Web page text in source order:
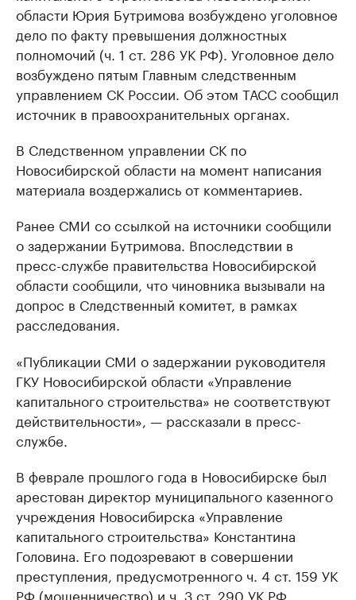
области Юрия Бутримова возбуждено уголовное
дело по факту превышения должностных
полномочий (ч. 1 ст. 286 УК РФ). Уголовное дело
возбуждено пятым Главным следственным
управлением СК России. Об этом ТАСС сообщил
источник в правоохранительных органах.
В Следственном управлении СК по
Новосибирской области на момент написания
материала воздержались от комментариев.
Ранее СМИ со ссылкой на источники сообщили
о задержании Бутримова. Впоследствии в
пресс-службе правительства Новосибирской
области сообщили, что чиновника вызывали на
допрос в Следственный комитет, в рамках
расследования.
«Публикации СМИ о задержании руководителя
ГКУ Новосибирской области «Управление
капитального строительства» не соответствуют
действительности», — рассказали в пресс-
службе.
В феврале прошлого года в Новосибирске был
арестован директор муниципального казенного
учреждения Новосибирска «Управление
капитального строительства» Константина
Головина. Его подозревают в совершении
преступления, предусмотренного ч. 4 ст. 159 УК
РФ (мошенничество) и ч. 3 ст. 290 УК РФ